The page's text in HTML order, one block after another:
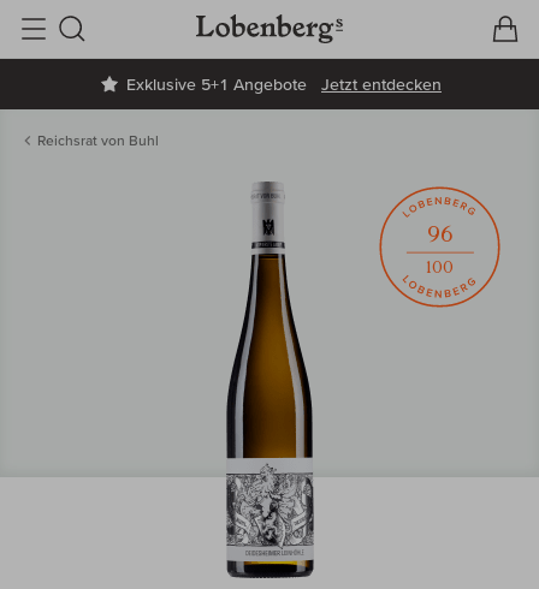
Exklusive 5+1 Angebote Jetzt entdecken
Suche
Reichsrat von Buhl
96
100